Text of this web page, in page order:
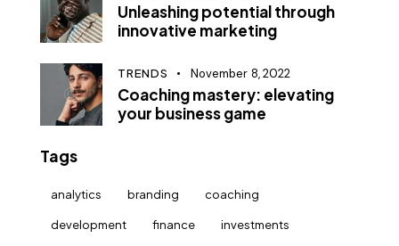
Unleashing potential through
innovative marketing
TRENDS November 8, 2022
Coaching mastery: elevating
your business game
Tags
analytics branding coaching
development finance investments